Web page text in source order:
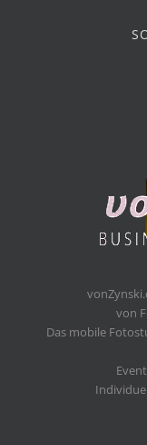
von
Das mobile